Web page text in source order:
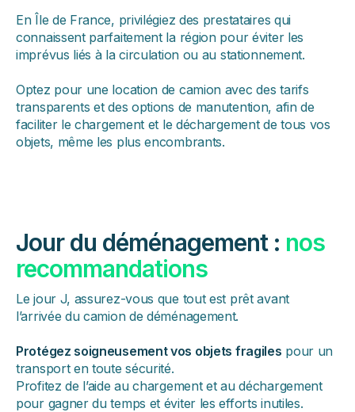
En Île de France, privilégiez des prestataires qui
connaissent parfaitement la région pour éviter les
imprévus liés à la circulation ou au stationnement.
Optez pour une location de camion avec des tarifs
transparents et des options de manutention, afin de
faciliter le chargement et le déchargement de tous vos
objets, même les plus encombrants.
Jour du déménagement : nos
recommandations
Le jour J, assurez-vous que tout est prêt avant
l’arrivée du camion de déménagement.
Protégez soigneusement vos objets fragiles pour un
transport en toute sécurité.
Profitez de l’aide au chargement et au déchargement
pour gagner du temps et éviter les efforts inutiles.